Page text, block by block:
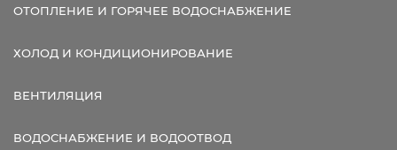
ОТОПЛЕНИЕ И ГОРЯЧЕЕ ВОДОСНАБЖЕНИЕ
ХОЛОД И КОНДИЦИОНИРОВАНИЕ
ВЕНТИЛЯЦИЯ
ВОДОСНАБЖЕНИЕ И ВОДООТВОД